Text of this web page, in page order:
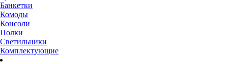
Банкетки
Комоды
Консоли
Полки
Светильники
Комплектующие